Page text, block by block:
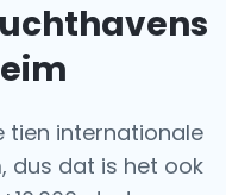
tien internationale
dus dat is het ook